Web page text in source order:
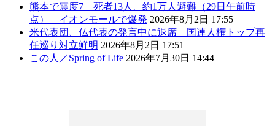
熊本で震度7 死者13人、約1万人避難（29日午前時
点） イオンモールで爆発 2026年8月2日 17:55
米代表団、仏代表の発言中に退席 国連人権トップ再
任巡り対立鮮明 2026年8月2日 17:51
この人／Spring of Life 2026年7月30日 14:44